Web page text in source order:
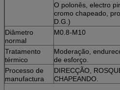
O polonês, electro
cromo chapeado,
D.G.)
Diâmetro
normal
M0.8-M10
Tratamento
térmico
Moderação,
de esforço.
Processo de
manufactura
DIRECÇÃO,
CHAPEANDO.